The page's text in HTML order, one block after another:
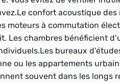
confort acoustique
moteurs à commutation
Les chambres bénéficient
bureaux
ou les appartements
souvent dans les longs